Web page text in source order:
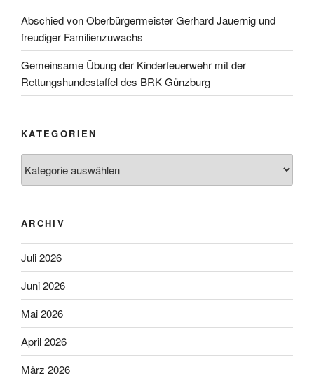
Abschied von Oberbürgermeister Gerhard Jauernig und
freudiger Familienzuwachs
Gemeinsame Übung der Kinderfeuerwehr mit der
Rettungshundestaffel des BRK Günzburg
KATEGORIEN
ARCHIV
Juli 2026
Juni 2026
Mai 2026
April 2026
März 2026